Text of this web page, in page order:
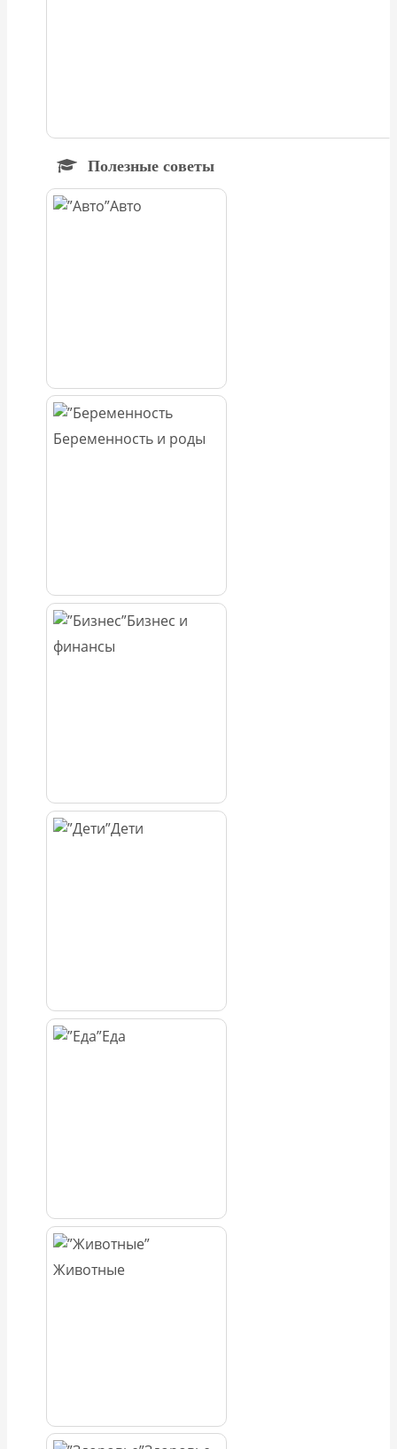
Полезные советы
Авто
Беременность и роды
Бизнес и
финансы
Дети
Еда
Животные